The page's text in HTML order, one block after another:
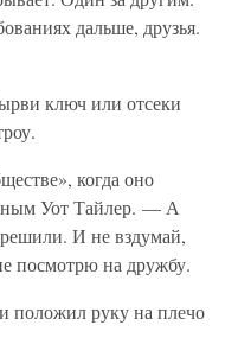
дальше, друзья.
ключ или отсеки
когда оно
Уот Тайлер. — А
решили. И не вздумай,
посмотрю на дружбу.
руку на плечо